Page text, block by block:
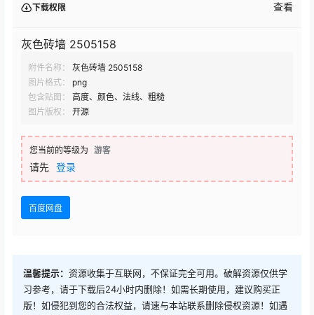
下载权限 查看
灰色砖墙 2505158
附件名称：
灰色砖墙 2505158
图片格式：
png
包含贴图：
高度、颜色、法线、粗糙
图片版权：
开源
您当前的等级为 游客
请先 登录
百度网盘
温馨提示： 资源收集于互联网，不保证完全可用。破解资源仅供学
习参考，请于下载后24小时内删除！如需长期使用，建议购买正
版！如侵犯到您的合法权益，请速与本站联系删除侵权资源！如遇